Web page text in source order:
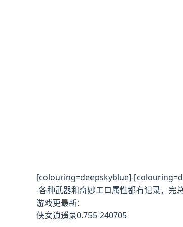
[colouring=deepskyblue]-
-各种武器和奇妙エロ属性都有记录，完
游戏更最新：
侠女逍遥录0.755-240705